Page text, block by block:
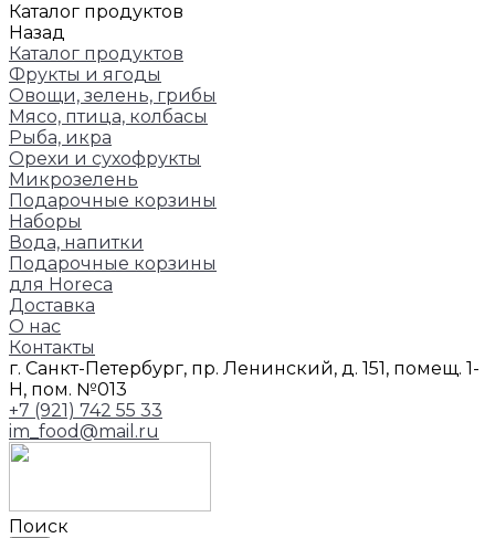
Каталог продуктов
Назад
Каталог продуктов
Фрукты и ягоды
Овощи, зелень, грибы
Мясо, птица, колбасы
Рыба, икра
Орехи и сухофрукты
Микрозелень
Подарочные корзины
Наборы
Вода, напитки
Подарочные корзины
для Horeca
Доставка
О нас
Контакты
г. Санкт-Петербург, пр. Ленинский, д. 151, помещ. 1-
Н, пом. №013
+7 (921) 742 55 33
im_food@mail.ru
Поиск